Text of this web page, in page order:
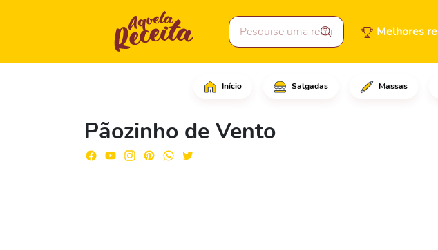
Melhores
Início Salgadas Massas
Pãozinho de Vento
Em uma tigela coloque o